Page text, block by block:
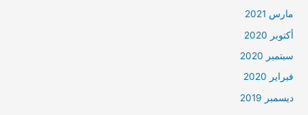
مارس 2021
أكتوبر 2020
سبتمبر 2020
فبراير 2020
ديسمبر 2019